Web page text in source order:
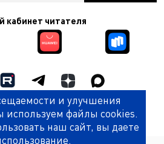
кабинет читателя
работу библиотеки
и улучшения
используем файлы cookies.
наш сайт, вы даете